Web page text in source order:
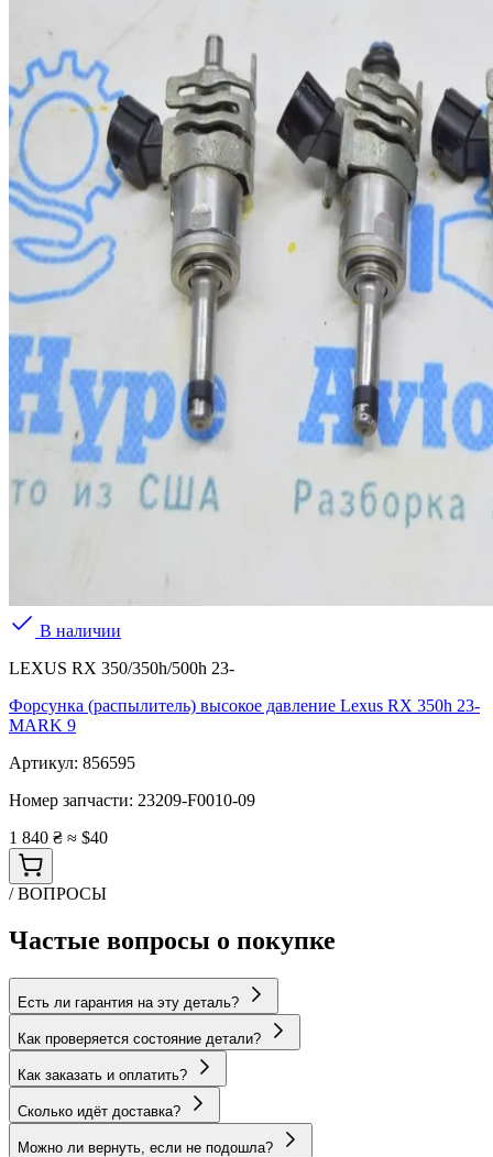
В наличии
LEXUS RX 350/350h/500h 23-
Форсунка (распылитель) высокое давление Lexus RX 350h 23-
MARK 9
Артикул: 856595
Номер запчасти: 23209-F0010-09
1 840 ₴ ≈ $40
/ ВОПРОСЫ
Частые вопросы о покупке
Есть ли гарантия на эту деталь?
Как проверяется состояние детали?
Как заказать и оплатить?
Сколько идёт доставка?
Можно ли вернуть, если не подошла?